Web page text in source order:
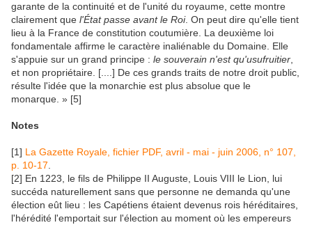
garante de la continuité et de l'unité du royaume, cette montre
clairement que l'État passe avant le Roi. On peut dire qu'elle tient
lieu à la France de constitution coutumière. La deuxième loi
fondamentale affirme le caractère inaliénable du Domaine. Elle
s'appuie sur un grand principe : le souverain n'est qu'usufruitier
et non propriétaire. [....] De ces grands traits de notre droit public,
résulte l'idée que la monarchie est plus absolue que le
monarque. » [5]
Notes
[1] La Gazette Royale, fichier PDF, avril - mai - juin 2006, n° 107,
p. 10-17
[2] En 1223, le fils de Philippe II Auguste, Louis VIII le Lion, lui
succéda naturellement sans que personne ne demanda qu'une
élection eût lieu : les Capétiens étaient devenus rois héréditaires,
l'hérédité l'emportait sur l'élection au moment où les empereurs